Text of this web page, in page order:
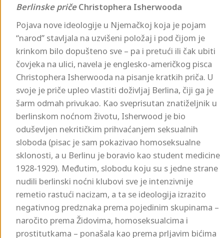
Berlinske pričeChristophera Isherwooda
Pojava nove ideologije u Njemačkoj koja je pojam
“narod” stavljala na uzvišeni položaj i pod čijom je
krinkom bilo dopušteno sve – pa i pretući ili čak ubiti
čovjeka na ulici, navela je englesko-američkog pisca
Christophera Isherwooda na pisanje kratkih priča. U
svoje je priče upleo vlastiti doživljaj Berlina, čiji ga je
šarm odmah privukao. Kao sveprisutan znatiželjnik u
berlinskom noćnom životu, Isherwood je bio
oduševljen nekritičkim prihvaćanjem seksualnih
sloboda (pisac je sam pokazivao homoseksualne
sklonosti, a u Berlinu je boravio kao student medicine
1928-1929). Međutim, slobodu koju su s jedne strane
nudili berlinski noćni klubovi sve je intenzivnije
remetio rastući nacizam, a ta se ideologija izrazito
negativnog predznaka prema pojedinim skupinama –
naročito prema Židovima, homoseksualcima i
prostitutkama – ponašala kao prema prljavim bićima